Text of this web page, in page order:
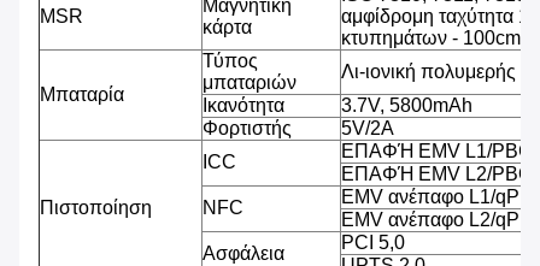
MSR
Μαγνητική
κάρτα
αμφίδρομη ταχύτητα
κτυπημάτων - 100cm/
Μπαταρία
Τύπος
μπαταριών
Λι-ιονική πολυμερής
Ικανότητα
3.7V, 5800mAh
Φορτιστής
5V/2A
Πιστοποίηση
ICC
ΕΠΑΦΉ EMV L1/
ΕΠΑΦΉ EMV L2/
NFC
EMV ανέπαφο L1/
EMV ανέπαφο L2/
Ασφάλεια
PCI 5,0